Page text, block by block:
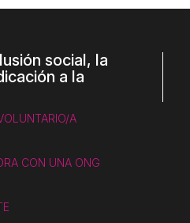
social, la
a la
A
CON UNA ONG